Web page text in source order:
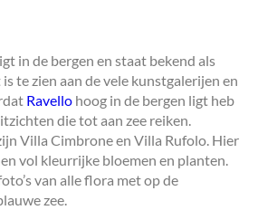
in de bergen en staat bekend als
te zien aan de vele kunstgalerijen en
Ravello hoog in de bergen ligt heb
die tot aan zee reiken.
Villa Cimbrone en Villa Rufolo. Hier
vol kleurrijke bloemen en planten.
van alle flora met op de
zee.